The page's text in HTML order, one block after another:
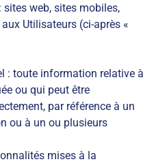
web, sites mobiles,
Utilisateurs (ci-après «
: toute information relative à
ou qui peut être
par référence à un
ou à un ou plusieurs
mises à la